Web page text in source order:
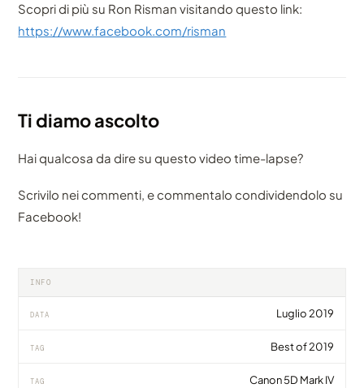
Scopri di più su Ron Risman visitando questo link:
https://www.facebook.com/risman
Ti diamo ascolto
Hai qualcosa da dire su questo video time-lapse?
Scrivilo nei commenti, e commentalo condividendolo su
Facebook!
INFO
DATA Luglio 2019
TAG Best of 2019
TAG Canon 5D Mark IV